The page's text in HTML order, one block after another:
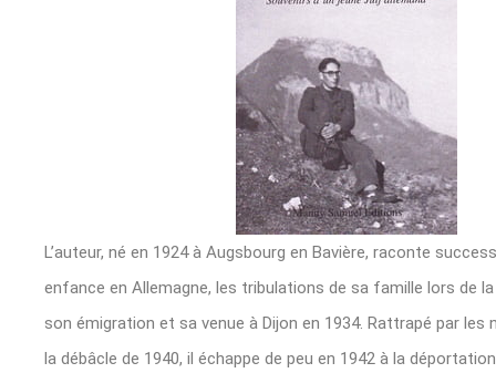
L’auteur, né en 1924 à Augsbourg en Bavière, raconte
enfance en Allemagne, les tribulations de sa famille lors de
son émigration et sa venue à Dijon en 1934. Rattrapé par les
la débâcle de 1940, il échappe de peu en 1942 à la